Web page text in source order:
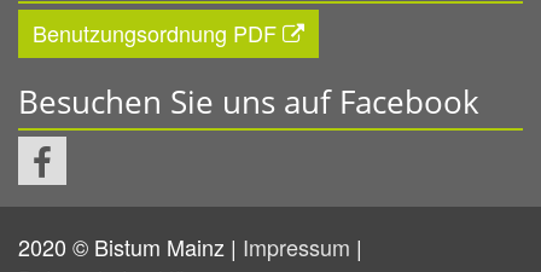
Benutzungsordnung PDF
Besuchen Sie uns auf Facebook
2020 © Bistum Mainz | Impressum |